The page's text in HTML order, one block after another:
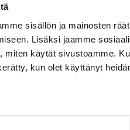
sisällön ja mainosten
Lisäksi jaamme
miten käytät sivustoamme.
kun olet käyttänyt